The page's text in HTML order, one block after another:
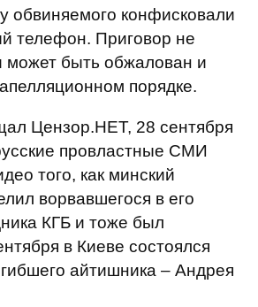
обвиняемого конфисковали
телефон. Приговор не
может быть обжалован и
порядке.
Цензор.НЕТ, 28 сентября
провластные СМИ
того, как минский
ворвавшегося в его
КГБ и тоже был
в Киеве состоялся
айтишника – Андрея